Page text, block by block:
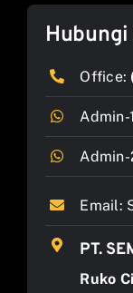
Office:
Admin-
Admin-
Email:
PT.
Ruko